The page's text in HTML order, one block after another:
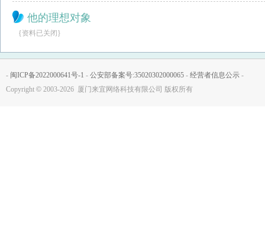
他的理想对象
{资料已关闭}
- 闽ICP备2022000641号-1 - 公安部备案号:35020302000065 - 经营者信息公示 -
Copyright © 2003-2026 厦门来宜网络科技有限公司 版权所有